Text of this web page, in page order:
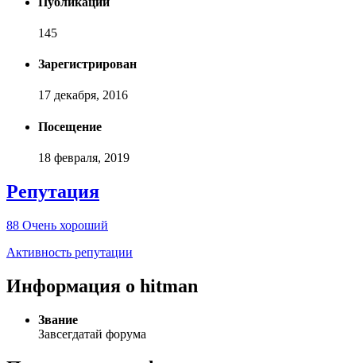
145
Зарегистрирован
17 декабря, 2016
Посещение
18 февраля, 2019
Репутация
88 Очень хороший
Активность репутации
Информация о hitman
Звание
Завсегдатай форума